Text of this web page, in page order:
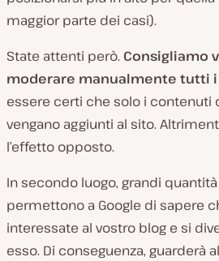
maggior parte dei casi).
State attenti però. Consigliamo
moderare manualmente tutti
essere certi che solo i contenuti
vengano aggiunti al sito.
l’effetto opposto.
In secondo luogo, grandi
permettono a Google di sapere
interessate al vostro blog e si
esso. Di conseguenza, guarderà